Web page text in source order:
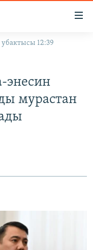
12:39
энесин
мурастан